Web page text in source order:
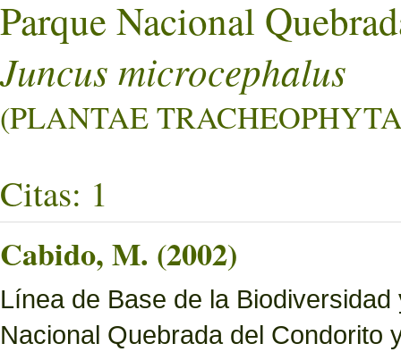
Parque Nacional
Juncus microcephalus
(PLANTAE
Citas: 1
Cabido, M. (2002)
Línea de Base de la
Nacional Quebrada del Condorito